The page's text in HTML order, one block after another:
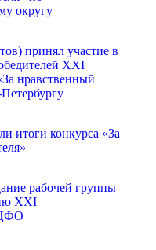
округу
принял участие в
XXI
нравственный
итоги конкурса «За
рабочей группы
XXI
ЦФО